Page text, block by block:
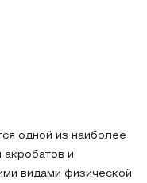
одной из наиболее
и
видами физической